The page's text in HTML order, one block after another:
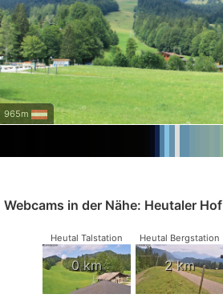
965m
Webcams in der Nähe: Heutaler Hof
Heutal Talstation
0 km
Heutal Bergstation
2 km